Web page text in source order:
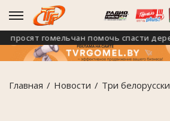
гомельчан помочь спасти
Главная Новости Три